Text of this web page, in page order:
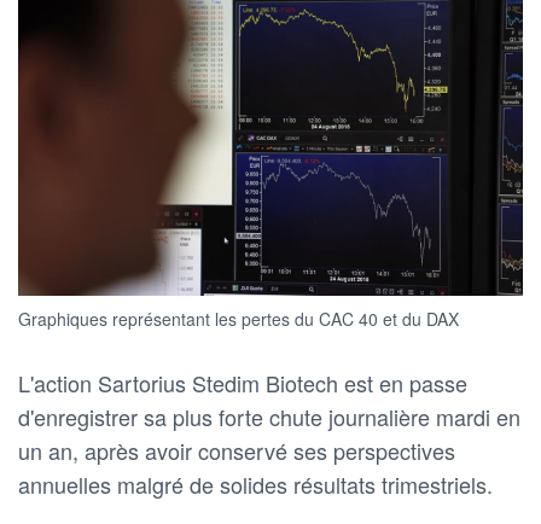
Graphiques représentant les pertes du CAC 40 et du DAX
L'action Sartorius Stedim Biotech est en passe
d'enregistrer sa plus forte chute journalière mardi en
un an, après avoir conservé ses perspectives
annuelles malgré de solides résultats trimestriels.